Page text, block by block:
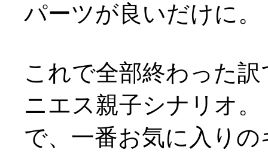
パーツが良いだけに。
これで全部終わった
ニエス親子シナリオ。
で、一番お気に入り